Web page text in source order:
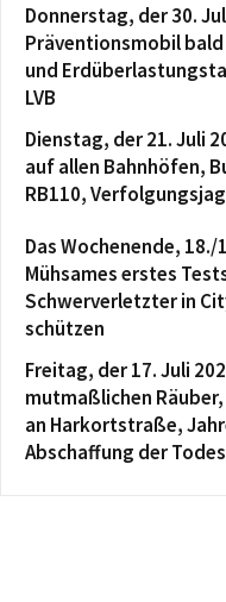
Donnerstag, der 30.
Präventionsmobil
und
LVB
Dienstag, der 21. Juli
auf allen Bahnhöfen,
RB110,
Das Wochenende, 18./
Mühsames erstes
Schwerverletzter in
schützen
Freitag, der 17. Juli
mutmaßlichen
an Harkortstraße,
Abschaffung der